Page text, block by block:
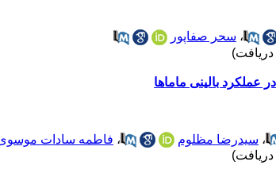
، سحر صفاپور
بالینی ماماها
، سیدرضا مظلوم ، فاطمه سادات